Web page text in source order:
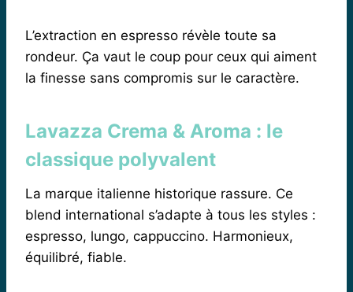
L’extraction en espresso révèle toute sa
rondeur. Ça vaut le coup pour ceux qui aiment
la finesse sans compromis sur le caractère.
Lavazza Crema & Aroma : le
classique polyvalent
La marque italienne historique rassure. Ce
blend international s’adapte à tous les styles :
espresso, lungo, cappuccino. Harmonieux,
équilibré, fiable.